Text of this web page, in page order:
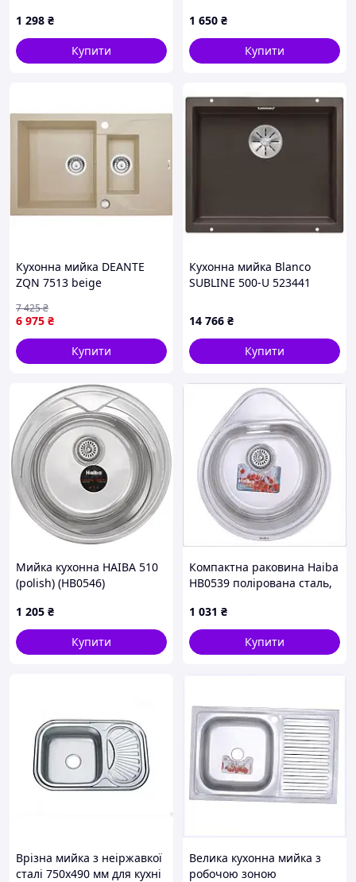
1 298 ₴
Купити
1 650 ₴
Купити
Кухонна мийка DEANTE
ZQN 7513 beige
6 975 ₴
7 425₴
Купити
Кухонна мийка Blanco
SUBLINE 500-U 523441
14 766 ₴
Купити
Мийка кухонна HAIBA 510
(polish) (HB0546)
1 205 ₴
Купити
Компактна раковина Haiba
HB0539 полірована сталь,
1 031 ₴
Купити
Врізна мийка з неіржавкої
сталі 750х490 мм для кухні
Велика кухонна мийка з
робочою зоною